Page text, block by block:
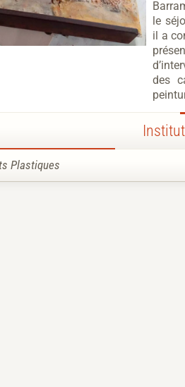
le
il a
des
Plastiques